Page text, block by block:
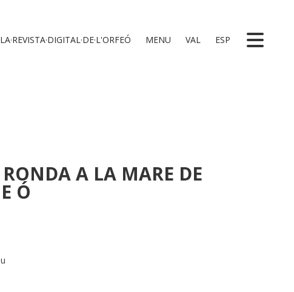
LA·REVISTA·DIGITAL·DE·L'ORFEÓ MENU VAL ESP
A LA MARE DE
Ó